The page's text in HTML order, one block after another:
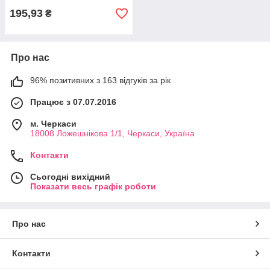
195,93 ₴
Про нас
96% позитивних з 163 відгуків за рік
Працює з 07.07.2016
м. Черкаси
18008 Ложешнікова 1/1, Черкаси, Україна
Контакти
Сьогодні вихідний
Показати весь графік роботи
Про нас
Контакти